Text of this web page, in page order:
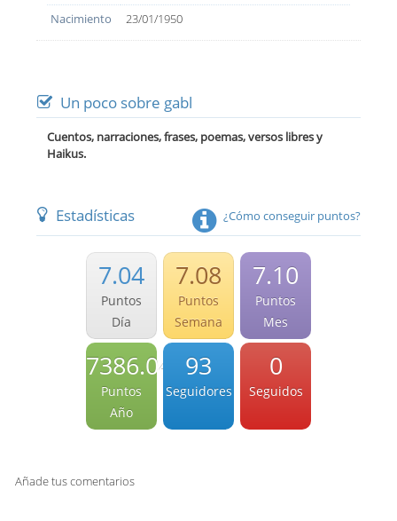
Nacimiento
23/01/1950
Un poco sobre gabl
Cuentos, narraciones, frases, poemas, versos libres y
Haikus.
Estadísticas ¿Cómo conseguir puntos?
7.04
Puntos
Día
7.08
Puntos
Semana
7.10
Puntos
Mes
7386.04
Puntos
Año
93
Seguidores
0
Seguidos
Añade tus comentarios